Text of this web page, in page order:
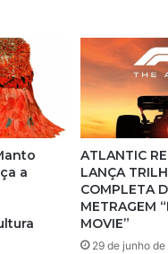
a
ATLANTIC
LANÇA
COMPLETA
METRAGEM
MOVIE”
29 de junho